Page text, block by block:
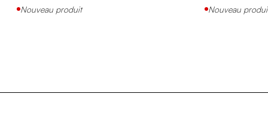
Nouveau produit Nouveau